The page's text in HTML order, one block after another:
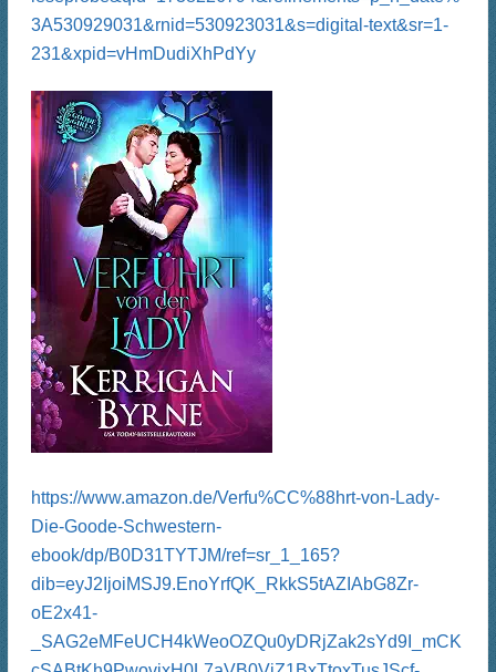
3A530929031&rnid=530923031&s=digital-text&sr=1-
231&xpid=vHmDudiXhPdYy
https://www.amazon.de/Verfu%CC%88hrt-von-Lady-
Die-Goode-Schwestern-
ebook/dp/B0D31TYTJM/ref=sr_1_165?
dib=eyJ2IjoiMSJ9.EnoYrfQK_RkkS5tAZIAbG8Zr-
oE2x41-
_SAG2eMFeUCH4kWeoOZQu0yDRjZak2sYd9I_mCK